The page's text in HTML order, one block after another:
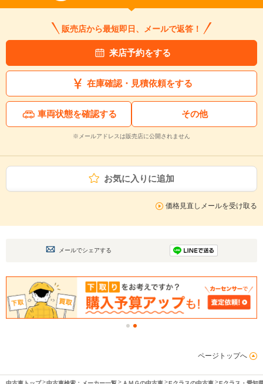
販売店から最短即日、メールで返答！
来店予約をする
在庫確認・見積依頼をする
車両状態を確認する その他
※メールアドレスは販売店に公開されません
お気に入りに追加
価格見直しメールを受け取る
メールでシェアする
ページトップへ